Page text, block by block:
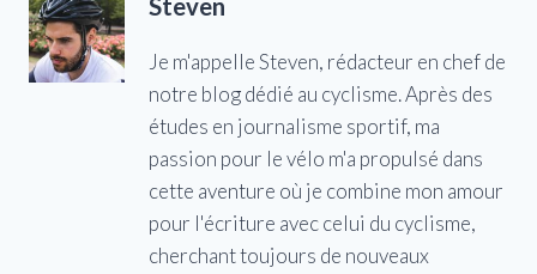
Steven
Je m'appelle Steven, rédacteur en chef de
notre blog dédié au cyclisme. Après des
études en journalisme sportif, ma
passion pour le vélo m'a propulsé dans
cette aventure où je combine mon amour
pour l'écriture avec celui du cyclisme,
cherchant toujours de nouveaux